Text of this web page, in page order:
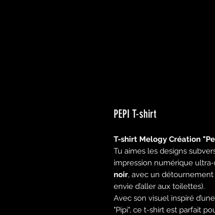
PEPI T-shirt
T-shirt Melogy Création
Tu aimes les designs
impression numérique
noir, avec un
envie d’aller aux toilettes).
Avec son visuel inspiré
"Pipi", ce t-shirt est parfait